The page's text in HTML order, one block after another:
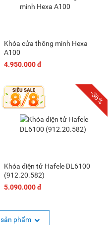
Khóa cửa thông minh Hexa
A100
4.950.000 đ
-36%
Khóa điện tử Hafele DL6100
(912.20.582)
5.090.000 đ
sản phẩm